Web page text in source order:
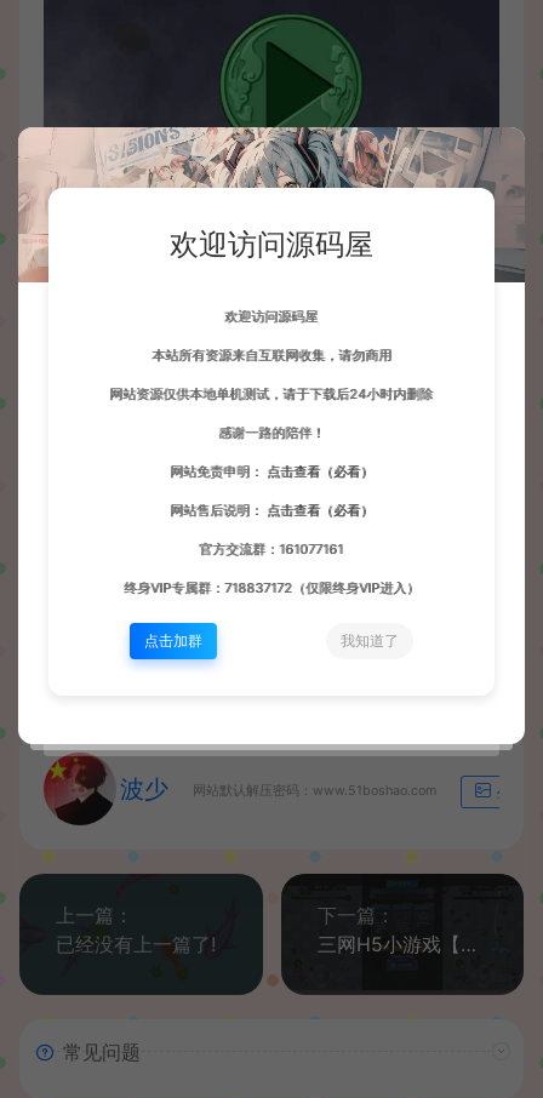
此资源仅限注册用户下载，请先
收藏 (0) 打赏
H5单机小游戏
三网H5小游戏【召唤神龙】
波少 网站默认解压密码：www.51boshao.com 生成海
上一篇：
已经没有上一篇了!
下一篇：
三网H5小游戏【末日特工队内购版】最新整理WIN系服务端+Linux手工服务端+详细搭建教程
常见问题
欢迎访问源码屋
欢迎访问源码屋
本站所有资源来自互联网收集，请勿商用
网站资源仅供本地单机测试，请于下载后24小时内删除
感谢一路的陪伴！
网站免责申明： 点击查看（必看）
网站售后说明： 点击查看（必看）
官方交流群：161077161
终身VIP专属群：718837172（仅限终身VIP进入）
点击加群 我知道了